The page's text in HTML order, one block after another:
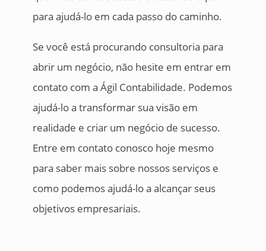
para ajudá-lo em cada passo do caminho.
Se você está procurando consultoria para
abrir um negócio, não hesite em entrar em
contato com a Ágil Contabilidade. Podemos
ajudá-lo a transformar sua visão em
realidade e criar um negócio de sucesso.
Entre em contato conosco hoje mesmo
para saber mais sobre nossos serviços e
como podemos ajudá-lo a alcançar seus
objetivos empresariais.